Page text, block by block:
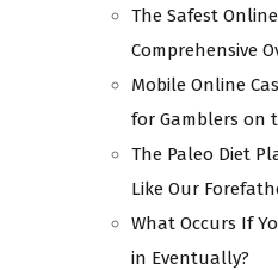
The Safest
Comprehensive
Mobile Online
for Gamblers on
The Paleo Diet
Like Our
What Occurs If
in Eventually?